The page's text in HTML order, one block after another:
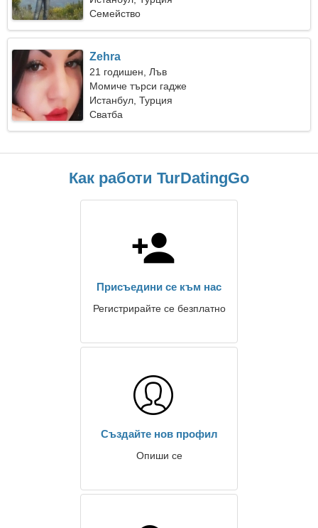
Семейство
Zehra
21 годишен, Лъв
Момиче търси гадже
Истанбул, Турция
Сватба
Как работи TurDatingGo
Присъедини се към нас
Регистрирайте се безплатно
Създайте нов профил
Опиши се